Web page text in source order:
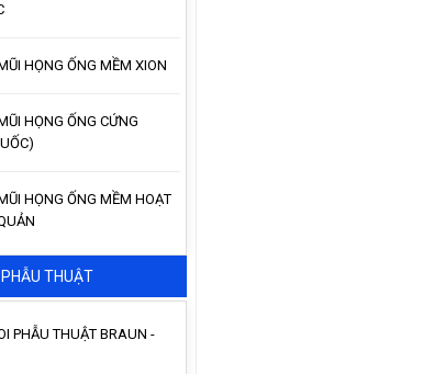
HỌNG ỐNG MỀM XION
HỌNG ỐNG CỨNG
HỌNG ỐNG MỀM HOẠT
THUẬT
PHẪU THUẬT BRAUN -